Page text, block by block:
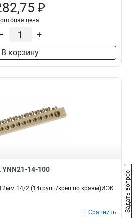
₽
оптовая цена
+
В корзину
YNN21-14-100
14/2 (14групп/креп по краям)ИЭК
Сравнить Задать вопрос